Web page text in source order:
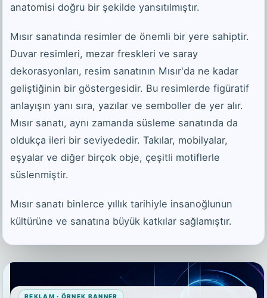
anatomisi doğru bir şekilde yansıtılmıştır.
Mısır sanatında resimler de önemli bir yere sahiptir.
Duvar resimleri, mezar freskleri ve saray
dekorasyonları, resim sanatının Mısır'da ne kadar
geliştiğinin bir göstergesidir. Bu resimlerde figüratif
anlayışın yanı sıra, yazılar ve semboller de yer alır.
Mısır sanatı, aynı zamanda süsleme sanatında da
oldukça ileri bir seviyededir. Takılar, mobilyalar,
eşyalar ve diğer birçok obje, çeşitli motiflerle
süslenmiştir.
Mısır sanatı binlerce yıllık tarihiyle insanoğlunun
kültürüne ve sanatına büyük katkılar sağlamıştır.
REKLAM · ÖRNEK BANNER